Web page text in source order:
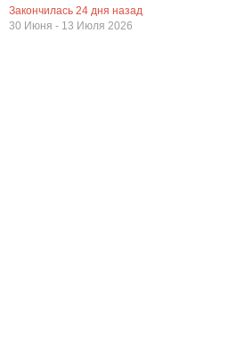
Закончилась 24 дня назад
30 Июня - 13 Июля 2026